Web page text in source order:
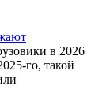
в 2026
го, такой